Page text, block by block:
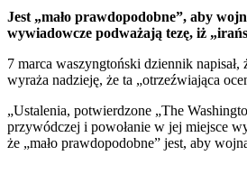
Jest „mało prawdopodobne”, aby
wywiadowcze podważają tezę, iż
7 marca waszyngtoński dziennik
wyraża nadzieję, że ta „otrzeźwiająca
„Ustalenia, potwierdzone „The
przywódczej i powołanie w jej miejsce
że „mało prawdopodobne” jest, aby